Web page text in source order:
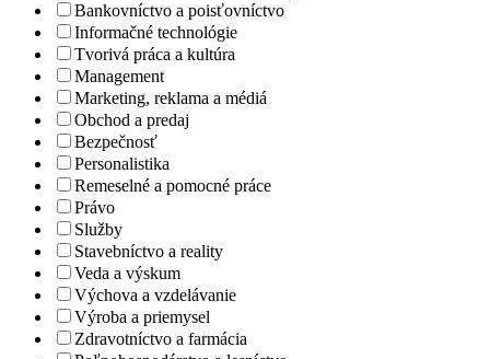
Bankovníctvo a poisťovníctvo
Informačné technológie
Tvorivá práca a kultúra
Management
Marketing, reklama a médiá
Obchod a predaj
Bezpečnosť
Personalistika
Remeselné a pomocné práce
Právo
Služby
Stavebníctvo a reality
Veda a výskum
Výchova a vzdelávanie
Výroba a priemysel
Zdravotníctvo a farmácia